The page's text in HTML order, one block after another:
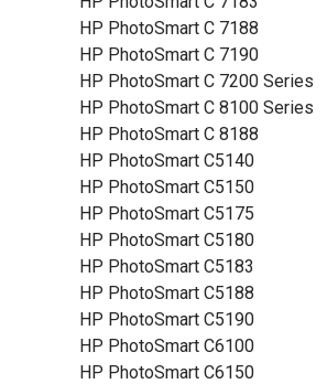
HP PhotoSmart C 7188
HP PhotoSmart C 7190
HP PhotoSmart C 7200 Series
HP PhotoSmart C 8100 Series
HP PhotoSmart C 8188
HP PhotoSmart C5140
HP PhotoSmart C5150
HP PhotoSmart C5175
HP PhotoSmart C5180
HP PhotoSmart C5183
HP PhotoSmart C5188
HP PhotoSmart C5190
HP PhotoSmart C6100
HP PhotoSmart C6150